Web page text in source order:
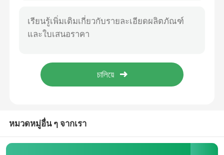
หลอดเครื่องสำอางเปล่า
บรรจุภัณฑ์หลอดเครื่องสำอาง
ท่อสําอางที่ไม่มีอากาศ
โรงงานที่กําหนดเอง OEM / ODM ครีมดูแลผิวหนัง โลชั่นนวด น้ํามันอีเซนเซียล น้ํามันเหลว extrusion พลาสติก PE กล่องเครื่องสําอาง packag
หมวดหมู่อื่น ๆ จากเรา